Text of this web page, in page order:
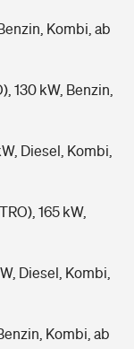
Kombi, ab
130 kW, Benzin,
Diesel, Kombi,
165 kW,
Diesel, Kombi,
Kombi, ab